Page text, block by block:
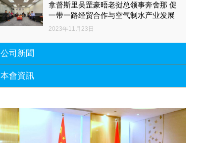
拿督斯里吴罡豪晤老挝总领事奔舍那 促
一带一路经贸合作与空气制水产业发展
2023年11月23日
公司新聞
带一路经贸合作与空气制水产业发展
埃及总领事会晤拿督斯里吴罡豪 促一带
一路经贸合作与空气制水产业发展
本會資訊
瑚蒞臨 天泉鼎豐深圳總部及國際標量波
量子研究院
2021年12月10日